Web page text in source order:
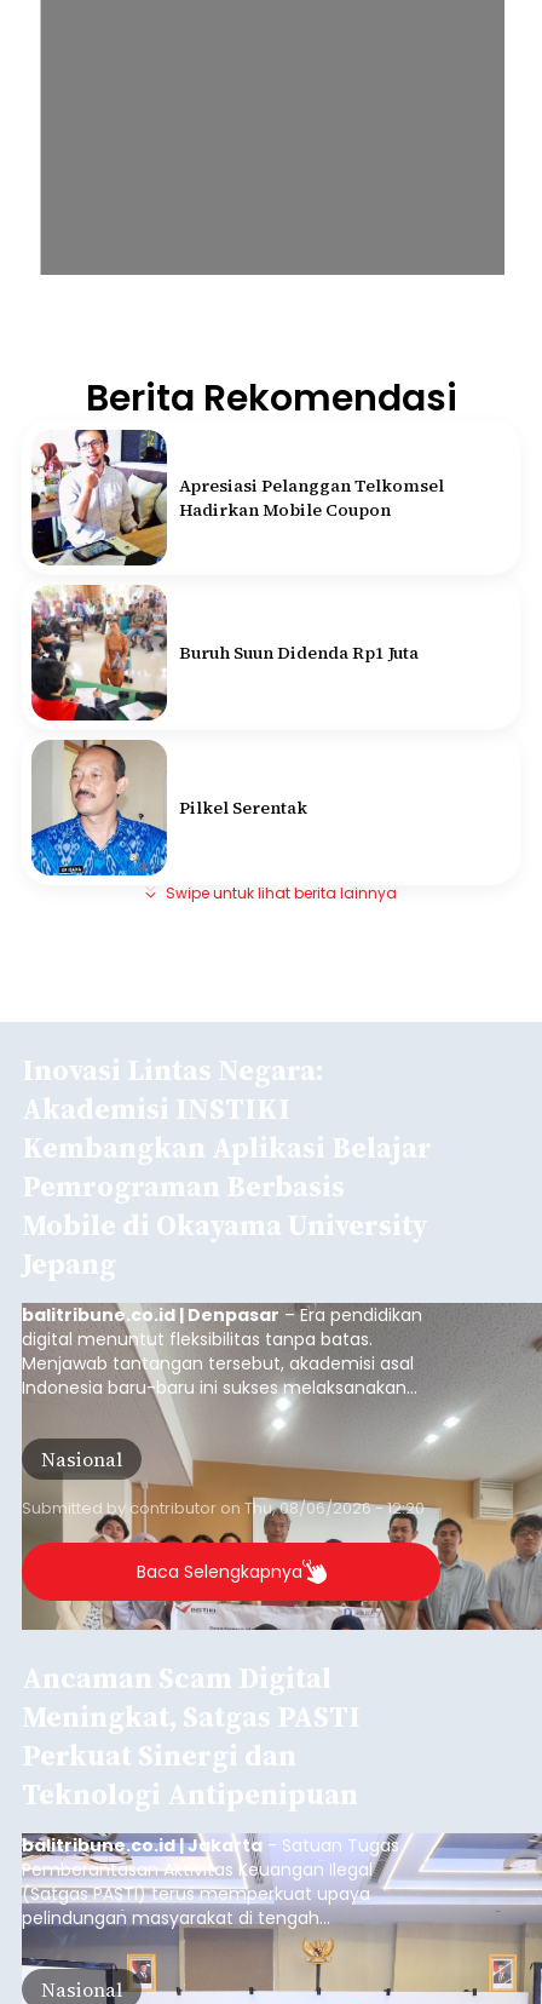
Berita Rekomendasi
Apresiasi Pelanggan Telkomsel
Hadirkan Mobile Coupon
Buruh Suun Didenda Rp1 Juta
Pilkel Serentak
Swipe untuk lihat berita lainnya
Inovasi Lintas Negara:
Akademisi INSTIKI
Kembangkan Aplikasi Belajar
Pemrograman Berbasis
Mobile di Okayama University
Jepang
balitribune.co.id | Denpasar – Era pendidikan
digital menuntut fleksibilitas tanpa batas.
Menjawab tantangan tersebut, akademisi asal
Indonesia baru-baru ini sukses melaksanakan
program Pengabdian Kepada Masyarakat (PKM)
skala internasional di Distributed Systems
Laboratory, Okayama University, Jepang.
Nasional
Submitted by contributor on Thu, 08/06/2026 - 12:20
Baca Selengkapnya
Ancaman Scam Digital
Meningkat, Satgas PASTI
Perkuat Sinergi dan
Teknologi Antipenipuan
balitribune.co.id | Jakarta - Satuan Tugas
Pemberantasan Aktivitas Keuangan Ilegal
(Satgas PASTI) terus memperkuat upaya
pelindungan masyarakat di tengah
meningkatnya ancaman penipuan digital yang
semakin kompleks.
Nasional